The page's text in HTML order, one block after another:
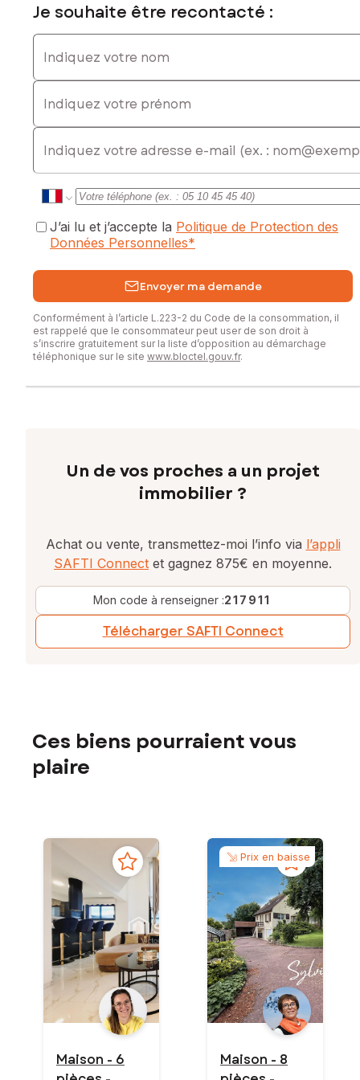
Je souhaite être recontacté :
Indiquez votre nom
Indiquez votre prénom
E-mail
J’ai lu et j’accepte la Politique de Protection des
Données Personnelles*
Envoyer ma demande
Conformément à l’article L.223-2 du Code de la consommation, il
est rappelé que le consommateur peut user de son droit à
s’inscrire gratuitement sur la liste d’opposition au démarchage
téléphonique sur le site www.bloctel.gouv.fr.
Un de vos proches a un projet
immobilier ?
Achat ou vente, transmettez-moi l’info via l’appli
SAFTI Connect et gagnez 875€ en moyenne.
Mon code à renseigner :217911
Télécharger SAFTI Connect
Ces biens pourraient vous
plaire
Maison - 6
Prix en baisse
Maison - 8